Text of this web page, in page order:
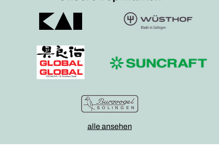
alle ansehen